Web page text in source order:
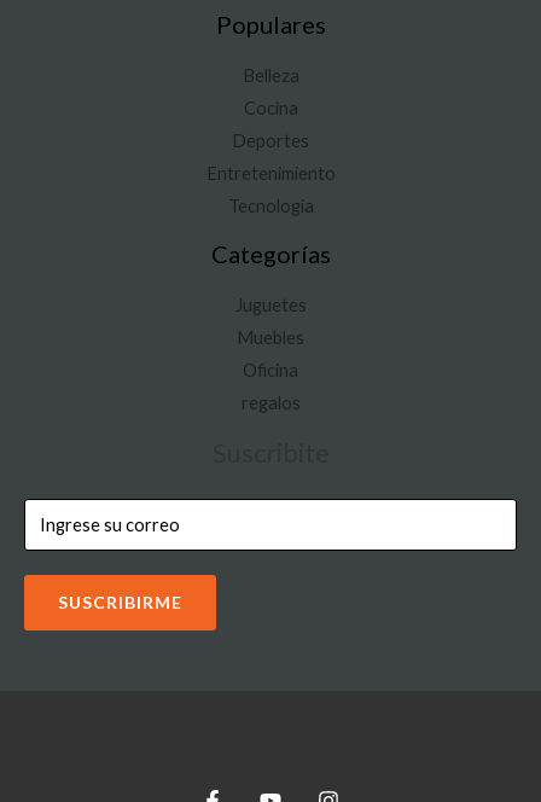
Populares
Belleza
Cocina
Deportes
Entretenimiento
Tecnología
Categorías
Juguetes
Muebles
Oficina
regalos
SUSCRIBIRME